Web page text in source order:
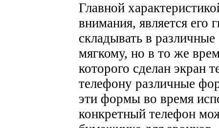
Главной
внимания, является
складывать в
мягкому, но в то же
которого сделан экран
телефону различные
эти формы во время
конкретный телефон